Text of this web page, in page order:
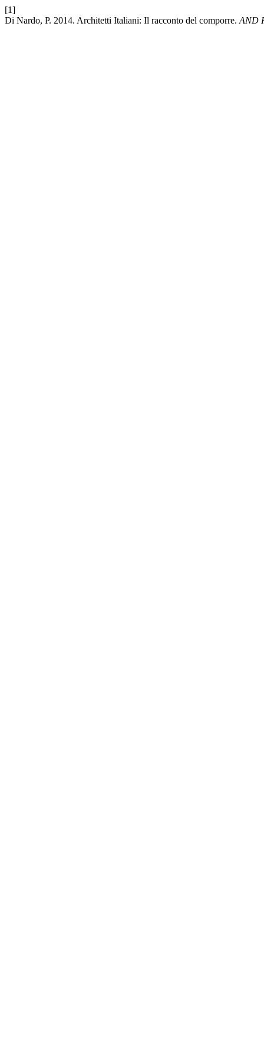
[1]
Di Nardo, P. 2014. Architetti Italiani: Il racconto del comporre. AND